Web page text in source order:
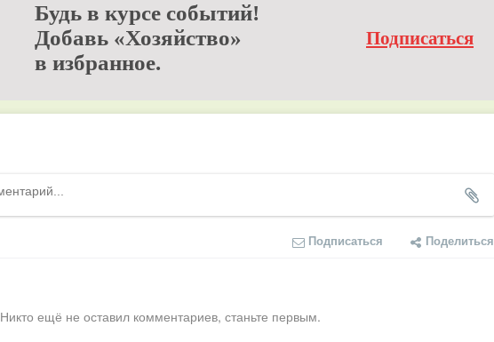
Будь в курсе событий!
Добавь «Хозяйство»
в избранное.
Подписаться
Подписаться Поделиться
Никто ещё не оставил комментариев, станьте первым.